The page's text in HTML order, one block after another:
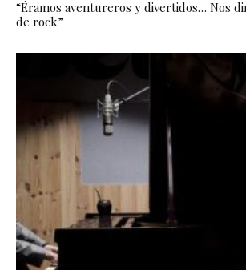
“Éramos aventureros y divertidos… Nos
de rock”